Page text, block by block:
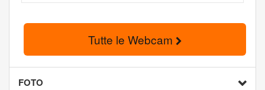
Tutte le Webcam
FOTO